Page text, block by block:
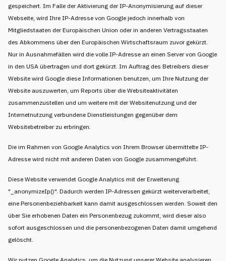
gespeichert. Im Falle der Aktivierung der IP-Anonymisierung auf dieser
Webseite, wird Ihre IP-Adresse von Google jedoch innerhalb von
Mitgliedstaaten der Europäischen Union oder in anderen Vertragsstaaten
des Abkommens über den Europäischen Wirtschaftsraum zuvor gekürzt.
Nur in Ausnahmefällen wird die volle IP-Adresse an einen Server von Google
in den USA übertragen und dort gekürzt. Im Auftrag des Betreibers dieser
Website wird Google diese Informationen benutzen, um Ihre Nutzung der
Website auszuwerten, um Reports über die Websiteaktivitäten
zusammenzustellen und um weitere mit der Websitenutzung und der
Internetnutzung verbundene Dienstleistungen gegenüber dem
Websitebetreiber zu erbringen.
Die im Rahmen von Google Analytics von Ihrem Browser übermittelte IP-
Adresse wird nicht mit anderen Daten von Google zusammengeführt.
Diese Website verwendet Google Analytics mit der Erweiterung
"_anonymizeIp()". Dadurch werden IP-Adressen gekürzt weiterverarbeitet,
eine Personenbeziehbarkeit kann damit ausgeschlossen werden. Soweit den
über Sie erhobenen Daten ein Personenbezug zukommt, wird dieser also
sofort ausgeschlossen und die personenbezogenen Daten damit umgehend
gelöscht.